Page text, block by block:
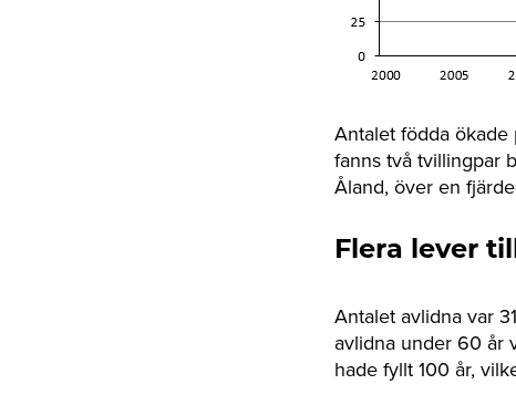
Antalet födda
fanns två tvillingpar
Åland, över en
Flera lever
Antalet avlidna var
avlidna under 60 år
hade fyllt 100 år,